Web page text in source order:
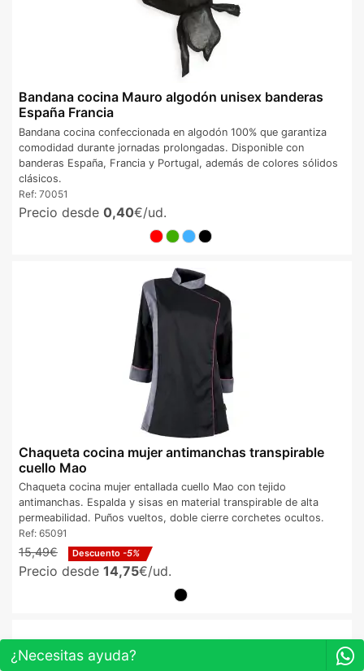
Bandana cocina Mauro algodón unisex banderas
España Francia
Bandana cocina confeccionada en algodón 100% que garantiza
comodidad durante jornadas prolongadas. Disponible con
banderas España, Francia y Portugal, además de colores sólidos
clásicos.
Ref: 70051
Precio desde 0,40€/ud.
Chaqueta cocina mujer antimanchas transpirable
cuello Mao
Chaqueta cocina mujer entallada cuello Mao con tejido
antimanchas. Espalda y sisas en material transpirable de alta
permeabilidad. Puños vueltos, doble cierre corchetes ocultos.
Ref: 65091
15,49€ Descuento -5%
Precio desde 14,75€/ud.
¿Necesitas ayuda?